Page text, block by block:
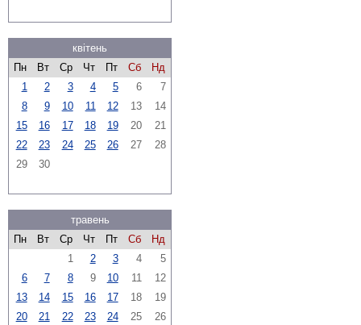
квітень
Пн
Вт Ср Чт Пт Сб
Нд
1
2 3 4 5 6
7
8
9 10 11 12 13
14
15
16 17 18 19 20
21
22
23 24 25 26 27
28
29
30
травень
Пн
Вт Ср Чт Пт Сб
Нд
1
2 3 4
5
6
7 8 9 10 11
12
13
14 15 16 17 18
19
20
21 22 23 24 25
26